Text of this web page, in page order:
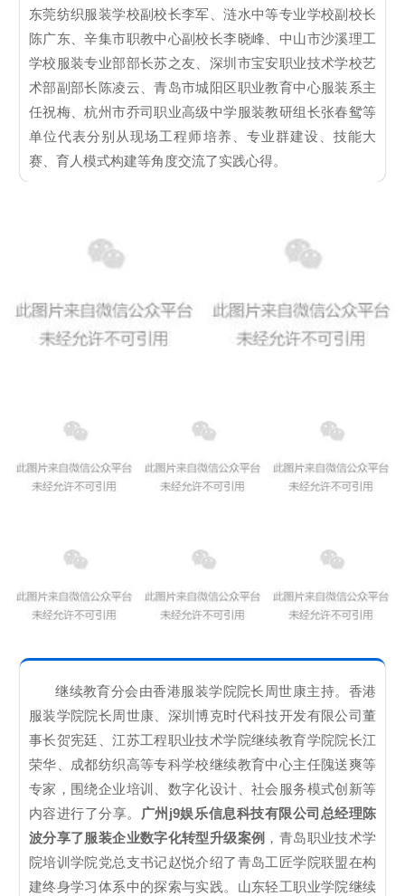
东莞纺织服装学校副校长李军、涟水中等专业学校副校长
陈广东、辛集市职教中心副校长李晓峰、中山市沙溪理工
学校服装专业部部长苏之友、深圳市宝安职业技术学校艺
术部副部长陈凌云、青岛市城阳区职业教育中心服装系主
任祝梅、杭州市乔司职业高级中学服装教研组长张春鸳等
单位代表分别从现场工程师培养、专业群建设、技能大
赛、育人模式构建等角度交流了实践心得。
继续教育分会由香港服装学院院长周世康主持。香港
服装学院院长周世康、深圳博克时代科技开发有限公司董
事长贺宪廷、江苏工程职业技术学院继续教育学院院长江
荣华、成都纺织高等专科学校继续教育中心主任隗送爽等
专家，围绕企业培训、数字化设计、社会服务模式创新等
内容进行了分享。
广州j9娱乐信息科技有限公司总经理陈
波分享了服装企业数字化转型升级案例 ，青岛职业技术学
院培训学院党总支书记赵悦介绍了青岛工匠学院联盟在构
建终身学习体系中的探索与实践。山东轻工职业学院继续